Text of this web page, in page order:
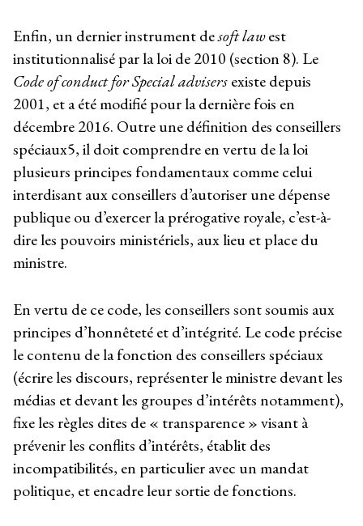
Enfin, un dernier instrument desoft lawest
institutionnalisé par la loi de 2010 (section 8). Le
Code of conduct for Special advisersexiste depuis
2001, et a été modifié pour la dernière fois en
décembre 2016. Outre une définition des conseillers
spéciaux5, il doit comprendre en vertu de la loi
plusieurs principes fondamentaux comme celui
interdisant aux conseillers d’autoriser une dépense
publique ou d’exercer la prérogative royale, c’est-à-
dire les pouvoirs ministériels, aux lieu et place du
ministre.
En vertu de ce code, les conseillers sont soumis aux
principes d’honnêteté et d’intégrité. Le code précise
le contenu de la fonction des conseillers spéciaux
(écrire les discours, représenter le ministre devant les
médias et devant les groupes d’intérêts notamment),
fixe les règles dites de « transparence » visant à
prévenir les conflits d’intérêts, établit des
incompatibilités, en particulier avec un mandat
politique, et encadre leur sortie de fonctions.